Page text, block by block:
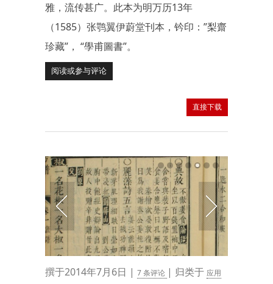
雅，流传甚广。此本为明万历13年
（1585）张鹗翼伊蔚堂刊本，钤印：”梨齋
珍藏”， “學甫圖書”。
阅读或参与评论
直接下载
撰于2014年7月6日 | 7 条评论 | 归类于 应用